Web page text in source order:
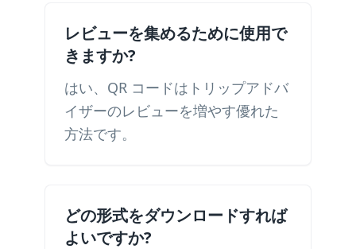
レビューを集めるために使用で
きますか?
はい、QR コードはトリップアドバ
イザーのレビューを増やす優れた
方法です。
どの形式をダウンロードすれば
よいですか?